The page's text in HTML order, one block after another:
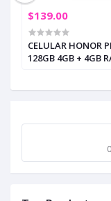
$139.00
CELULAR HONOR
128GB 4GB + 4GB